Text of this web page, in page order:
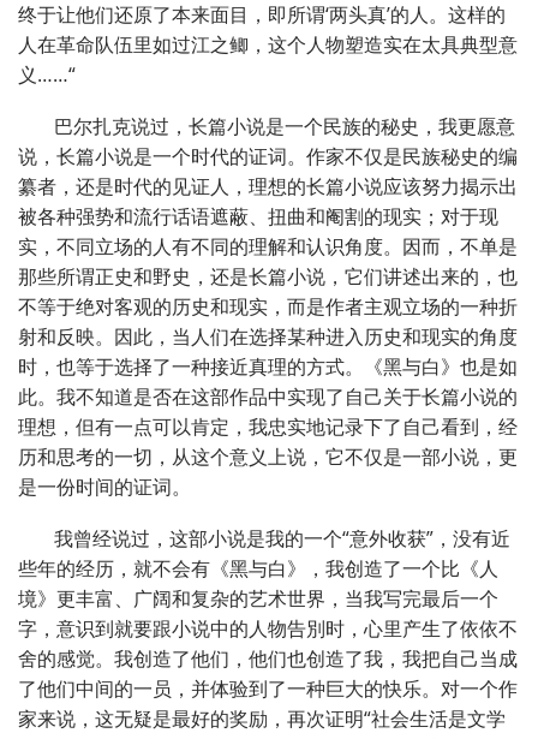
终于让他们还原了本来面目，即所谓‘两头真’的人。这样的
人在革命队伍里如过江之鲫，这个人物塑造实在太具典型意
义……“
巴尔扎克说过，长篇小说是一个民族的秘史，我更愿意
说，长篇小说是一个时代的证词。作家不仅是民族秘史的编
纂者，还是时代的见证人，理想的长篇小说应该努力揭示出
被各种强势和流行话语遮蔽、扭曲和阉割的现实；对于现
实，不同立场的人有不同的理解和认识角度。因而，不单是
那些所谓正史和野史，还是长篇小说，它们讲述出来的，也
不等于绝对客观的历史和现实，而是作者主观立场的一种折
射和反映。因此，当人们在选择某种进入历史和现实的角度
时，也等于选择了一种接近真理的方式。《黑与白》也是如
此。我不知道是否在这部作品中实现了自己关于长篇小说的
理想，但有一点可以肯定，我忠实地记录下了自己看到，经
历和思考的一切，从这个意义上说，它不仅是一部小说，更
是一份时间的证词。
我曾经说过，这部小说是我的一个“意外收获”，没有近
些年的经历，就不会有《黑与白》，我创造了一个比《人
境》更丰富、广阔和复杂的艺术世界，当我写完最后一个
字，意识到就要跟小说中的人物告別时，心里产生了依依不
舍的感觉。我创造了他们，他们也创造了我，我把自己当成
了他们中间的一员，并体验到了一种巨大的快乐。对一个作
家来说，这无疑是最好的奖励，再次证明“社会生活是文学